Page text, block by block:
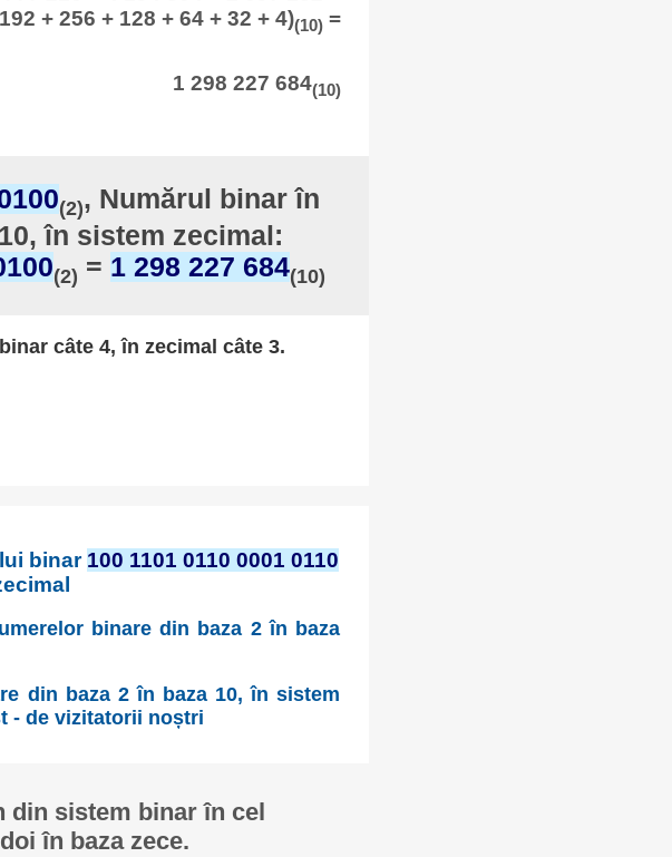
+ 256 + 128 + 64 + 32 + 4)(10) =
1 298 227 684(10)
(2), Numărul binar în
în sistem zecimal:
(2) = 1 298 227 684(10)
câte 4, în zecimal câte 3.
binar 100 1101 0110 0001 0110
binare din baza 2 în baza
din baza 2 în baza 10, în sistem
- de vizitatorii noștri
din sistem binar în cel
în baza zece.